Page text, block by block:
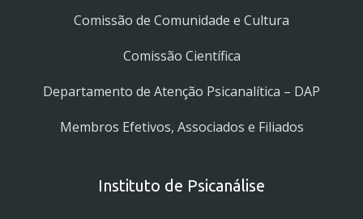
Comissão de Comunidade e Cultura
Comissão Científica
Departamento de Atenção Psicanalítica – DAP
Membros Efetivos, Associados e Filiados
Instituto de Psicanálise